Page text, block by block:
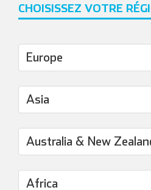
CHOISISSEZ VOTRE